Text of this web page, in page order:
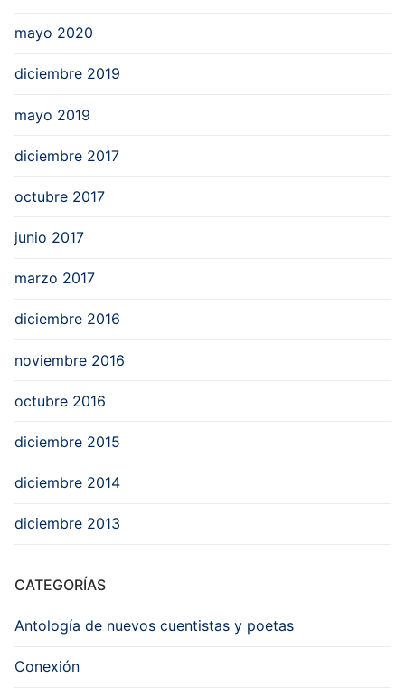
mayo 2020
diciembre 2019
mayo 2019
diciembre 2017
octubre 2017
junio 2017
marzo 2017
diciembre 2016
noviembre 2016
octubre 2016
diciembre 2015
diciembre 2014
diciembre 2013
CATEGORÍAS
Antología de nuevos cuentistas y poetas
Conexión